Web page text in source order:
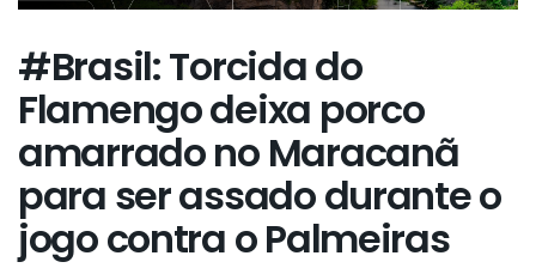
#Brasil: Torcida do
Flamengo deixa porco
amarrado no Maracanã
para ser assado durante o
jogo contra o Palmeiras